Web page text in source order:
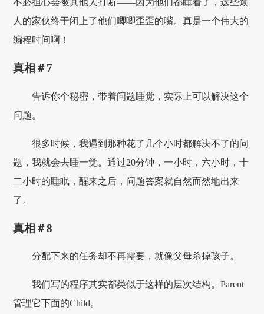
不必担心会被其他人打断——因为他们都睡着了，这些烦
人的家伙终于闭上了他们唧唧歪歪的嘴。真是一个伟大的
编程时间啊！
真相＃7
告诉你个秘密，带着问题睡觉，实际上可以解决这个
问题。
很多时候，我遇到那种花了几个小时都解决不了的问
题，我就会去睡一觉。通过20分钟，一小时，六小时，十
二小时的睡眠，醒来之后，问题答案就自然而然地出来
了。
真相＃8
分配下来的任务却不再需要，就像父母杀掉孩子。
我们写的程序其实都类似于这样的层次结构。Parent
管理它下面的Child。